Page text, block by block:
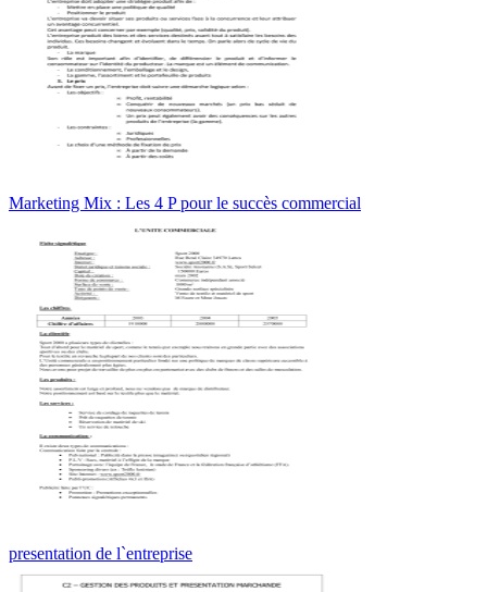
Marketing Mix : Les 4 P pour le succès commercial
presentation de l`entreprise